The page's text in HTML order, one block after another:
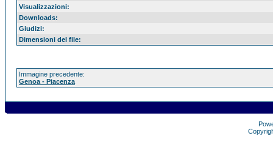
Visualizzazioni:
Downloads:
Giudizi:
Dimensioni del file:
Immagine precedente:
Genoa - Piacenza